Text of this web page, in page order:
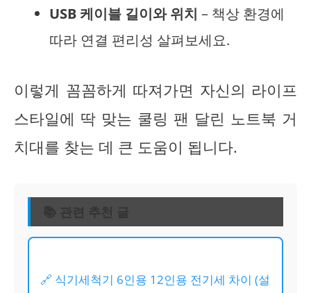
USB 케이블 길이와 위치 – 책상 환경에
따라 연결 편리성 살펴보세요.
이렇게 꼼꼼하게 따져가면 자신의 라이프
스타일에 딱 맞는 쿨링 팬 달린 노트북 거
치대를 찾는 데 큰 도움이 됩니다.
📚 관련 추천 글
🔗 식기세척기 6인용 12인용 전기세 차이 (설